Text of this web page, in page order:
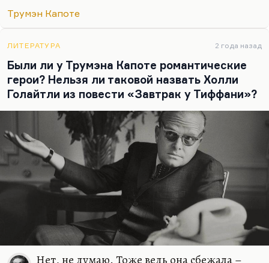
бы не Капоте, то человеческое, загнанное и
пронзительной силой. Можно по-разному к нему
относиться; я знаю людей, которые терпеть не
могут «Другие голоса, другие комнаты». Я знаю
людей, которые к «Летнему круизу» относятся
очень скептически (не зря он его не печатал).
Знаю даже людей, которым «In Cold Blood»
кажется отвратительной книгой. Мне один…
Трумэн Капоте
ЛИТЕРАТУРА 2 года назад
Были ли у Трумэна Капоте романтические
герои? Нельзя ли таковой назвать Холли
Голайтли из повести «Завтрак у Тиффани»?
Нет, не думаю. Тоже ведь она сбежала –